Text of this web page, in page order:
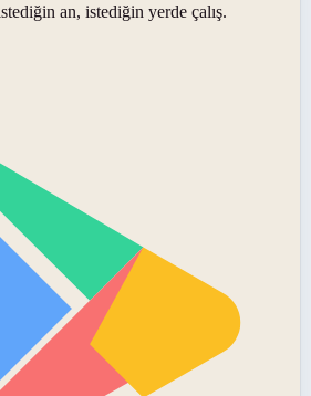
an, istediğin yerde çalış.